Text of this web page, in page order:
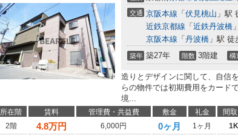
交通 京阪本線 「 伏見桃山 」駅
近鉄京都線 「 近鉄丹波橋
京阪本線 「 丹波橋 」駅 徒
築年 築27年 階数 3階建 構
造りとデザインに関して、自信
らの物件では初期費用をカード
境...
所在階 賃料 管理費・共益費 敷金 礼金 間取
2階
4.8万円 6,000円 0ヶ月 1ヶ月 1K